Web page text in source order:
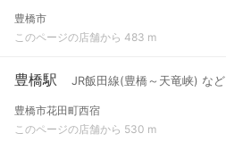
豊橋市
このページの店舗から 483 m
豊橋駅 JR飯田線(豊橋～天竜峡) など
豊橋市花田町西宿
このページの店舗から 530 m